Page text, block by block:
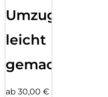
Umzug
leicht
gemacht!
ab 30,00 €